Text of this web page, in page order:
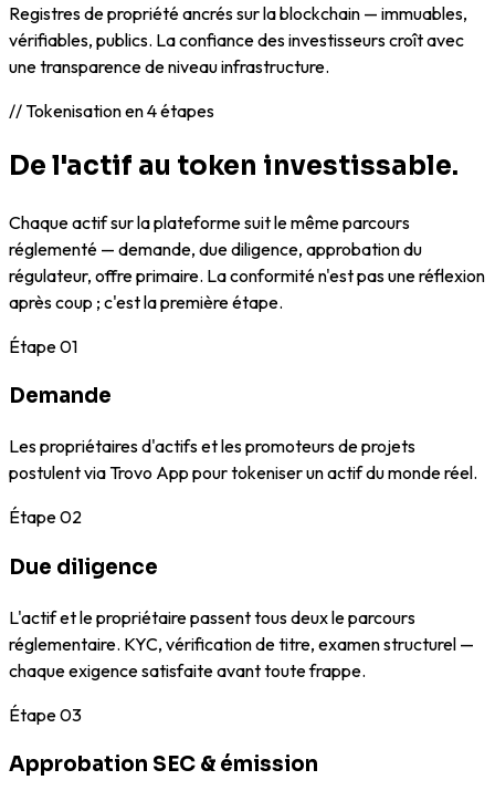
Registres de propriété ancrés sur la blockchain — immuables,
vérifiables, publics. La confiance des investisseurs croît avec
une transparence de niveau infrastructure.
// Tokenisation en 4 étapes
De l'actif au token investissable.
Chaque actif sur la plateforme suit le même parcours
réglementé — demande, due diligence, approbation du
régulateur, offre primaire. La conformité n'est pas une réflexion
après coup ; c'est la première étape.
Étape01
Demande
Les propriétaires d'actifs et les promoteurs de projets
postulent via Trovo App pour tokeniser un actif du monde réel.
Étape02
Due diligence
L'actif et le propriétaire passent tous deux le parcours
réglementaire. KYC, vérification de titre, examen structurel —
chaque exigence satisfaite avant toute frappe.
Étape03
Approbation SEC & émission